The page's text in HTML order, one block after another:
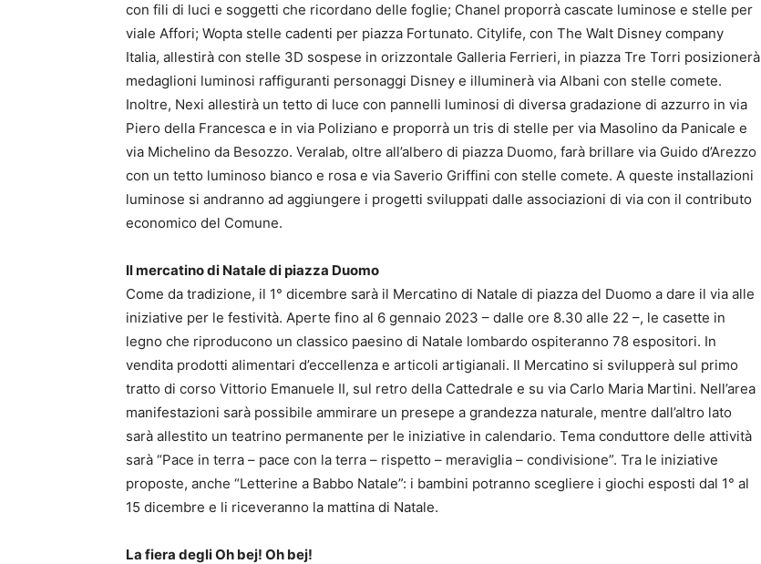
con fili di luci e soggetti che ricordano delle foglie; Chanel proporrà cascate luminose e stelle per
viale Affori; Wopta stelle cadenti per piazza Fortunato. Citylife, con The Walt Disney company
Italia, allestirà con stelle 3D sospese in orizzontale Galleria Ferrieri, in piazza Tre Torri posizionerà
medaglioni luminosi raffiguranti personaggi Disney e illuminerà via Albani con stelle comete.
Inoltre, Nexi allestirà un tetto di luce con pannelli luminosi di diversa gradazione di azzurro in via
Piero della Francesca e in via Poliziano e proporrà un tris di stelle per via Masolino da Panicale e
via Michelino da Besozzo. Veralab, oltre all’albero di piazza Duomo, farà brillare via Guido d’Arezzo
con un tetto luminoso bianco e rosa e via Saverio Griffini con stelle comete. A queste installazioni
luminose si andranno ad aggiungere i progetti sviluppati dalle associazioni di via con il contributo
economico del Comune.
Il mercatino di Natale di piazza Duomo
Come da tradizione, il 1° dicembre sarà il Mercatino di Natale di piazza del Duomo a dare il via alle
iniziative per le festività. Aperte fino al 6 gennaio 2023 – dalle ore 8.30 alle 22 –, le casette in
legno che riproducono un classico paesino di Natale lombardo ospiteranno 78 espositori. In
vendita prodotti alimentari d’eccellenza e articoli artigianali. Il Mercatino si svilupperà sul primo
tratto di corso Vittorio Emanuele II, sul retro della Cattedrale e su via Carlo Maria Martini. Nell’area
manifestazioni sarà possibile ammirare un presepe a grandezza naturale, mentre dall’altro lato
sarà allestito un teatrino permanente per le iniziative in calendario. Tema conduttore delle attività
sarà “Pace in terra – pace con la terra – rispetto – meraviglia – condivisione”. Tra le iniziative
proposte, anche “Letterine a Babbo Natale”: i bambini potranno scegliere i giochi esposti dal 1° al
15 dicembre e li riceveranno la mattina di Natale.
La fiera degli Oh bej! Oh bej!